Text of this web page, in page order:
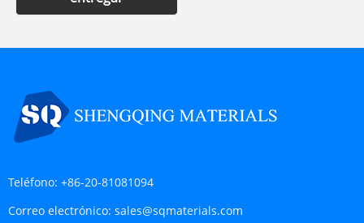
Teléfono: +86-20-81081094
Correo electrónico: sales@sqmaterials.com